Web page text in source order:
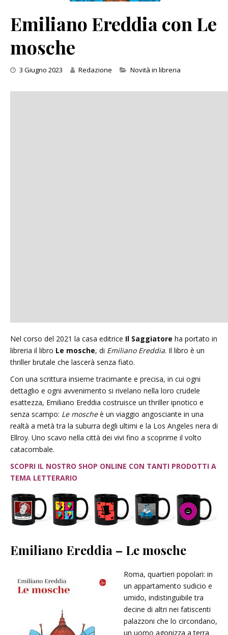
Emiliano Ereddia con Le
mosche
3 Giugno 2023 Redazione Categories
Novità in libreria
Nel corso del 2021 la casa editrice Il Saggiatore ha portato in
libreria il libro Le mosche, di Emiliano Ereddia. Il libro è un
thriller brutale che lascerà senza fiato.
Con una scrittura insieme tracimante e precisa, in cui ogni
dettaglio e ogni avvenimento si rivelano nella loro crudele
esattezza, Emiliano Ereddia costruisce un thriller ipnotico e
senza scampo: Le moscheè un viaggio angosciante in una
realtà a metà tra la suburra degli ultimi e la Los Angeles nera di
Ellroy. Uno scavo nella città dei vivi fino a scoprirne il volto
catacombale.
SCOPRI IL NOSTRO SHOP ONLINE CON TANTI PRODOTTI A
TEMA LETTERARIO
Emiliano Ereddia – Le mosche
Roma, quartieri popolari: in
un appartamento sudicio e
umido, indistinguibile tra
decine di altri nei fatiscenti
palazzoni che lo circondano,
un uomo agonizza a terra